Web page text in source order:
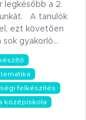
legkésőbb a 2.
A tanulók
ezt követően
sok gyakorló…
felkészítés
középiskola